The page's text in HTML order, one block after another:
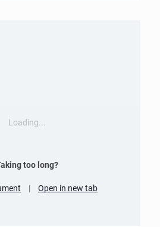
Loading...
too long?
| Open in new tab